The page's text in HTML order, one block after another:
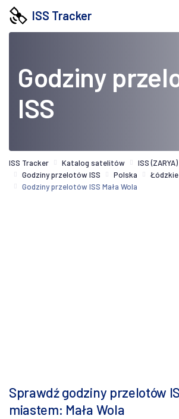
ISS Tracker
Godziny
ISS
ISS Tracker Katalog satelitów
ISS (ZARYA)
Godziny przelotów ISS
Polska
Łódzkie
Godziny przelotów ISS Mała Wola
Sprawdź godziny przelotów
miastem: Mała Wola